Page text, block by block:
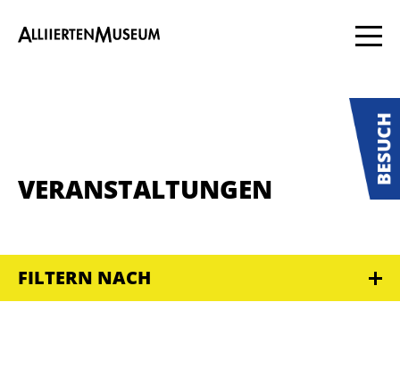
VERANSTALTUNGEN
FILTERN NACH